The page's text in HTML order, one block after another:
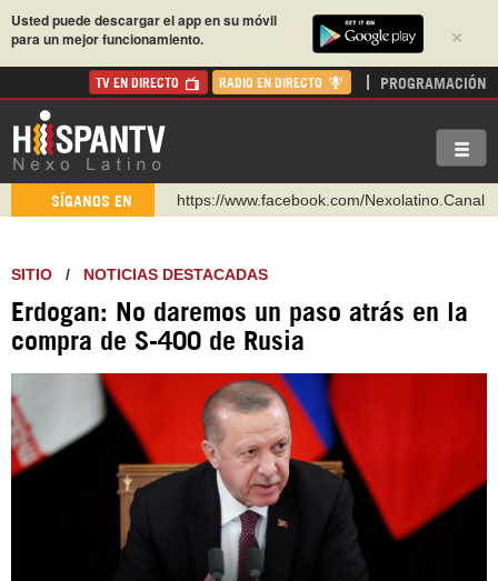
×
Usted puede descargar el app en su móvil
para un mejor funcionamiento.
TV EN DIRECTO RADIO EN DIRECTO PROGRAMACIÓN
SÍGANOS EN
https://www.facebook.com/Nexolatino.Canal
http://twitter.com/nexo_latino
https://urmedium.com/c/hispantv
Instagram como: hispan_tv
SITIO / NOTICIAS DESTACADAS
Erdogan: No daremos un paso atrás en la
compra de S-400 de Rusia